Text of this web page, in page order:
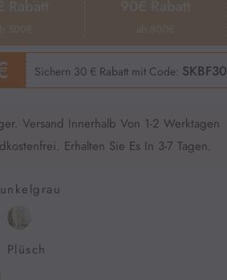
Rabatt
500€
90€ Rabatt
ab 800€
Sichern 30 € Rabatt mit Code: SKBF30
Versand Innerhalb Von 1-2 Werktagen
Erhalten Sie Es In 3-7 Tagen.
Plüsch